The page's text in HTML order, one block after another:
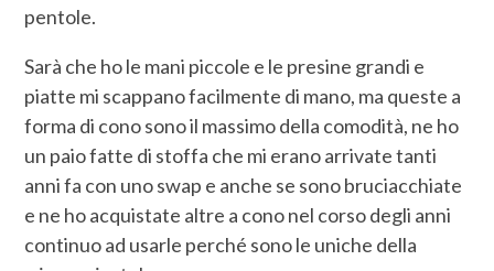
pentole.
Sarà che ho le mani piccole e le presine grandi e
piatte mi scappano facilmente di mano, ma queste a
forma di cono sono il massimo della comodità, ne ho
un paio fatte di stoffa che mi erano arrivate tanti
anni fa con uno swap e anche se sono bruciacchiate
e ne ho acquistate altre a cono nel corso degli anni
continuo ad usarle perché sono le uniche della